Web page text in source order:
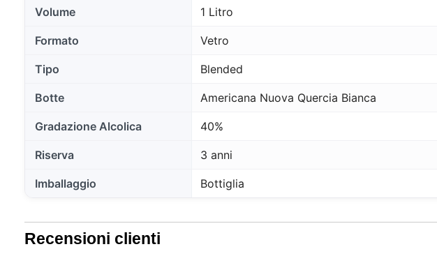
Volume 1 Litro
Formato Vetro
Tipo Blended
Botte Americana Nuova Quercia Bianca
Gradazione Alcolica 40%
Riserva 3 anni
Imballaggio Bottiglia
Recensioni clienti